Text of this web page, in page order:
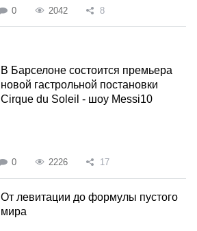
0 2042 8
В Барселоне состоится премьера
новой гастрольной постановки
Cirque du Soleil - шоу Messi10
0 2226 17
От левитации до формулы пустого
мира